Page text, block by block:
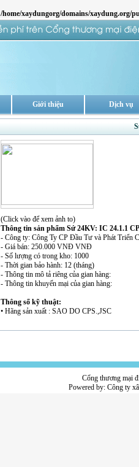
/home/xaydungorg/domains/xaydung.org/
Giới thiệu Dịch vụ
(Click vào để xem ảnh to)
Thông tin sản phẩm Sứ 24KV: IC 24.1.1
- Công ty: Công Ty CP Đầu Tư và Phát Triển
- Giá bán: 250.000 VNĐ VNĐ
- Số lượng có trong kho: 1000
- Thời gian bảo hành: 12 (tháng)
- Thông tin mô tả riêng của gian hàng:
- Thông tin khuyến mại của gian hàng:
Thông số kỹ thuật:
• Hãng sản xuất : SAO DO CPS.,JSC
Cổng thương mại
Powered by: Công ty